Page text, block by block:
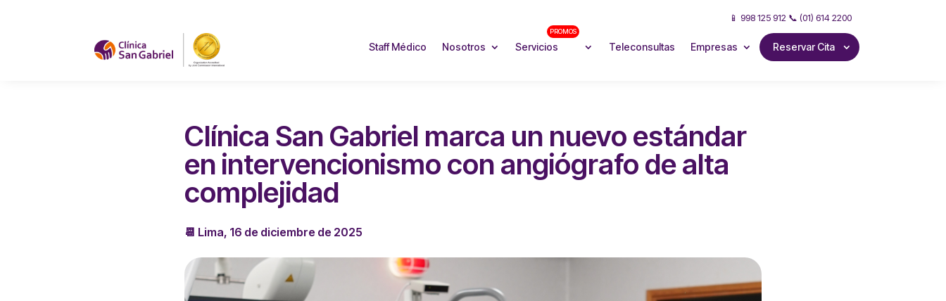
📱 998 125 912 📞 (01) 614 2200
Staff Médico Nosotros Servicios
PROMOS
Teleconsultas Empresas Reservar Cita
Clínica San Gabriel marca un nuevo estándar
en intervencionismo con angiógrafo de alta
complejidad
📆 Lima, 16 de diciembre de 2025